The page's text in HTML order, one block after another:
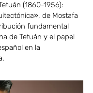
(1860-1956):
de Mostafa
fundamental
de Tetuán y el papel
en la